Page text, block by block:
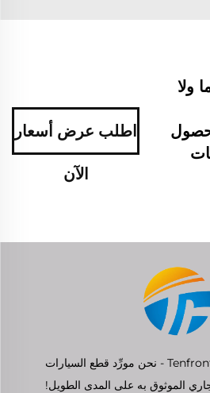
ولا
اطلب عرض أسعار
الآن
مرحباً بك في Tenfront - نحن مورِّد قطع السيارات
الموثوق به على المدى الطويل!